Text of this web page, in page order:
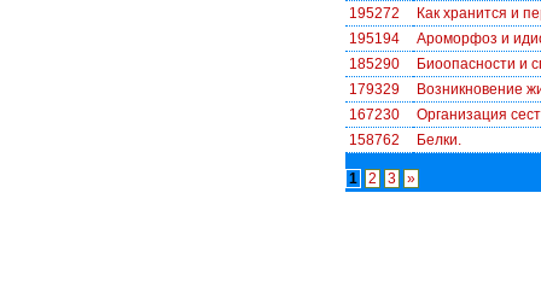
195272
Как хранится и
195194
Ароморфоз и
185290
Биоопасности и
179329
Возникновение
167230
Организация
158762
Белки.
1 2 3 »